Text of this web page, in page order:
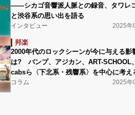
――シカゴ音響派人脈との録音、タワレ
と渋谷系の思い出を語る
インタビュー 2025年
邦楽
2000年代のロックシーンが今に与える影
は? バンプ、アジカン、ART-SCHOOL
cabsら〈下北系・残響系〉を中心に考え
コラム 2025年